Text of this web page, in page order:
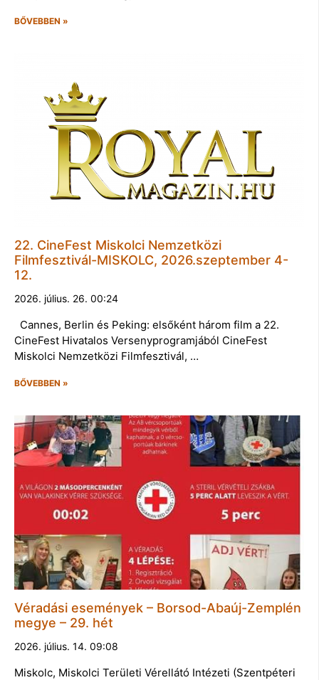
BŐVEBBEN »
22. CineFest Miskolci Nemzetközi
Filmfesztivál-MISKOLC, 2026.szeptember 4-
12.
2026. július. 26. 00:24
Cannes, Berlin és Peking: elsőként három film a 22.
CineFest Hivatalos Versenyprogramjából CineFest
Miskolci Nemzetközi Filmfesztivál, …
BŐVEBBEN »
Véradási események – Borsod-Abaúj-Zemplén
megye – 29. hét
2026. július. 14. 09:08
Miskolc, Miskolci Területi Vérellátó Intézeti (Szentpéteri